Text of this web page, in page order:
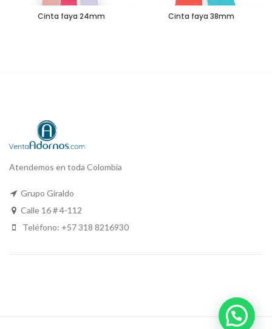
Cinta faya 24mm Cinta faya 38mm
Atendemos en toda Colombia
Grupo Giraldo
Calle 16 # 4-112
Teléfono: +57 318 8216930